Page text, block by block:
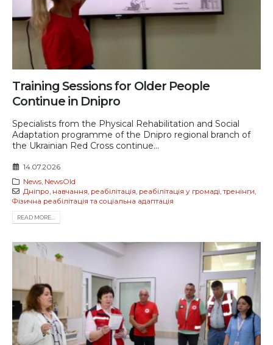
Training Sessions for Older People
Continue in Dnipro
Specialists from the Physical Rehabilitation and Social
Adaptation programme of the Dnipro regional branch of
the Ukrainian Red Cross continue...
14.07.2026
News, NewsOld
Дніпро, навчання, реабілітація, реабілітація у громаді,тренінги,
Фізична реабілітація та соціальна адаптація
READ MORE...